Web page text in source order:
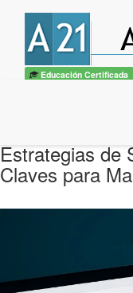
Educación Certificada
Estrategias de
Claves para